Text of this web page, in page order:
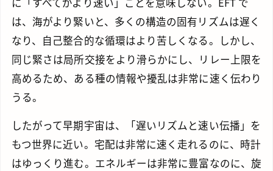
は、海がより緊いと、多くの構造の固有リズムは遅く
なり、自己整合的な循環はより苦しくなる。しかし、
同じ緊さは局所交接をより滑らかにし、リレー上限を
高めるため、ある種の情報や擾乱は非常に速く伝わり
うる。
したがって早期宇宙は、「遅いリズムと速い伝播」を
もつ世界に近い。宅配は非常に速く走れるのに、時計
はゆっくり進む。エネルギーは非常に豊富なのに、旋